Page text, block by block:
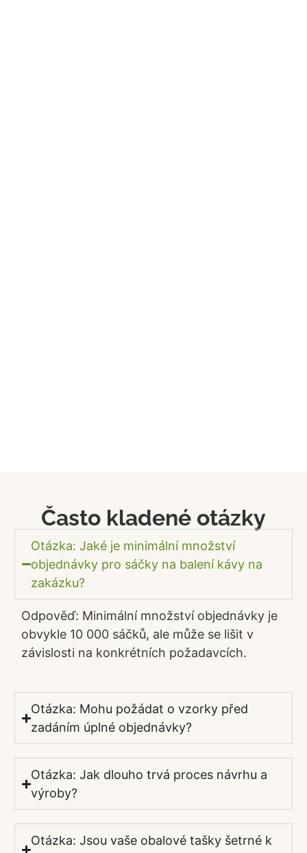
Často kladené otázky
Otázka: Jaké je minimální množství
objednávky pro sáčky na balení kávy na
zakázku?
Odpověď: Minimální množství objednávky je
obvykle 10 000 sáčků, ale může se lišit v
závislosti na konkrétních požadavcích.
Otázka: Mohu požádat o vzorky před
zadáním úplné objednávky?
Otázka: Jak dlouho trvá proces návrhu a
výroby?
Otázka: Jsou vaše obalové tašky šetrné k